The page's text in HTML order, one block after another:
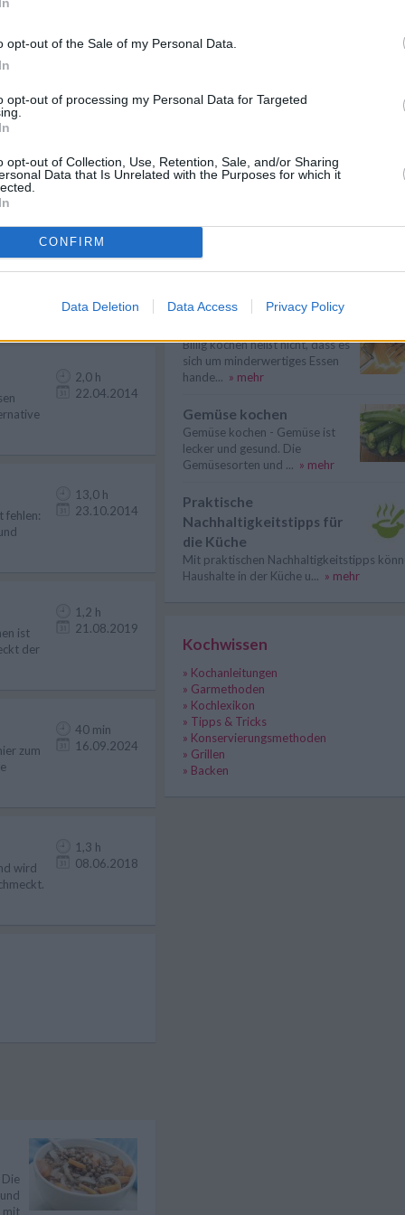
opt-out of the Sale of my Personal Data.
opt-out of processing my Personal Data for Targeted
opt-out of Collection, Use, Retention, Sale, and/or Sharing
Data that Is Unrelated with the Purposes for which it
CONFIRM
Data Deletion Data Access Privacy Policy
für
07.01.2022
26.02.2014
50 min
24.01.2025
2,0 h
22.04.2014
fehlen:
13,0 h
23.10.2014
ist
der
1,2 h
21.08.2019
zum
40 min
16.09.2024
wird
1,3 h
08.06.2018
mit
Artikelempfehlung
Billig kochen heißt nicht, dass es
sich um minderwertiges Essen
hande... » mehr
Gemüse kochen
Gemüse kochen - Gemüse ist
lecker und gesund. Die
Gemüsesorten und ... » mehr
Praktische
Nachhaltigkeitstipps für
die Küche
Mit praktischen Nachhaltigkeitstipps
Haushalte in der Küche u... » mehr
Kochwissen
» Kochanleitungen
» Garmethoden
» Kochlexikon
» Tipps & Tricks
» Konservierungsmethoden
» Grillen
» Backen